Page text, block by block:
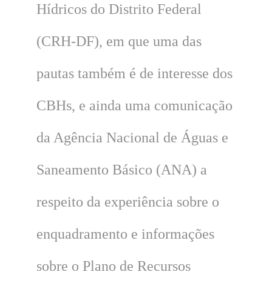
Hídricos do Distrito Federal
(CRH-DF), em que uma das
pautas também é de interesse dos
CBHs, e ainda uma comunicação
da Agência Nacional de Águas e
Saneamento Básico (ANA) a
respeito da experiência sobre o
enquadramento e informações
sobre o Plano de Recursos